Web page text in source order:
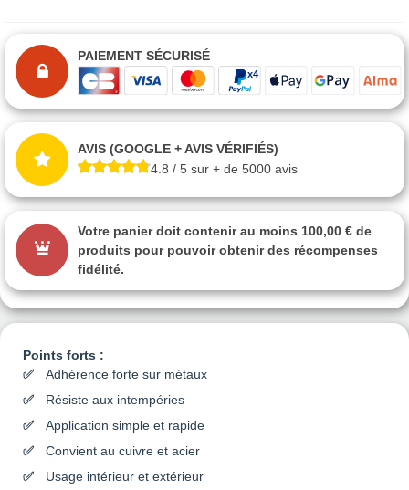
Points forts :
Adhérence forte sur métaux
Résiste aux intempéries
Application simple et rapide
Convient au cuivre et acier
Usage intérieur et extérieur
PAIEMENT SÉCURISÉ
AVIS (GOOGLE + AVIS VÉRIFIÉS)
4.8 / 5 sur + de 5000 avis
Votre panier doit contenir au moins 100,00 € de
produits pour pouvoir obtenir des récompenses
fidélité.